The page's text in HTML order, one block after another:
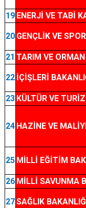
19 ENERJİ VE TABİ
20 GENÇLİK VE
21 TARIM VE
22 İÇİŞLERİ
23 KÜLTÜR VE
24 HAZİNE VE
25 MİLLİ EĞİTİM
26 MİLLİ SAVUNMA
27SAĞLIK